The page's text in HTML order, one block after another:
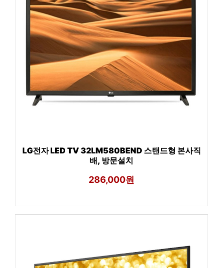
LG전자 LED TV 32LM580BEND 스탠드형 본사직
배, 방문설치
286,000원